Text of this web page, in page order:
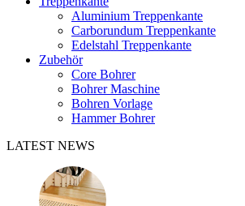
Aluminium Treppenkante
Carborundum Treppenkante
Edelstahl Treppenkante
Zubehör
Core Bohrer
Bohrer Maschine
Bohren Vorlage
Hammer Bohrer
LATEST NEWS